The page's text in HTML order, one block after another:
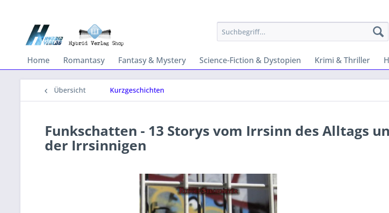
Home Romantasy Fantasy & Mystery Science-Fiction & Dystopien Krimi & Thriller
Übersicht Kurzgeschichten
Funkschatten - 13 Storys vom Irrsinn des Alltags
der Irrsinnigen